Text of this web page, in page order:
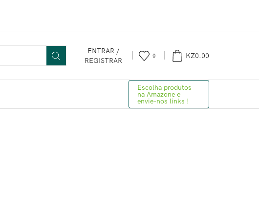
ENTRAR /
REGISTRAR
0 KZ0.00
Escolha produtos
na Amazone e
envie-nos links !